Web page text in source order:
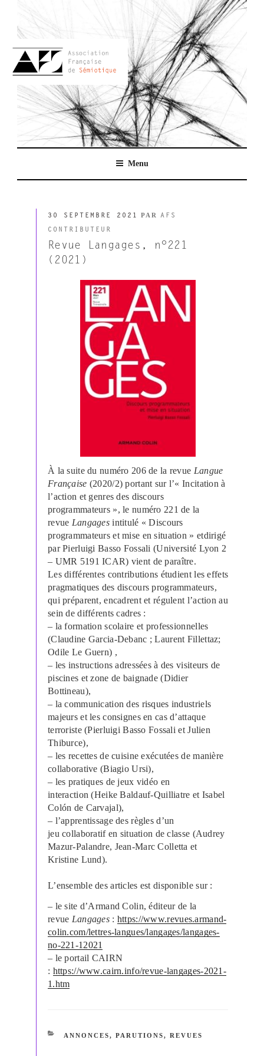
contenu
AFSEMIO.FR
Menu
PUBLIÉ
LE
30 SEPTEMBRE 2021 PAR AFS
CONTRIBUTEUR
Revue Langages, n°221
(2021)
À la suite du numéro 206 de la revue Langue
Française (2020/2) portant sur l’« Incitation à
l’action et genres des discours
programmateurs », le numéro 221 de la
revue Langagesintitulé « Discours
programmateurs et mise en situation » etdirigé
par Pierluigi Basso Fossali (Université Lyon 2
– UMR 5191 ICAR) vient de paraître.
Les différentes contributions étudient les effets
pragmatiques des discours programmateurs,
qui préparent, encadrent et régulent l’action au
sein de différents cadres :
– la formation scolaire et professionnelles
(Claudine Garcia-Debanc ; Laurent Fillettaz;
Odile Le Guern) ,
– les instructions adressées à des visiteurs de
piscines et zone de baignade (Didier
Bottineau),
– la communication des risques industriels
majeurs et les consignes en cas d’attaque
terroriste (Pierluigi Basso Fossali et Julien
Thiburce),
– les recettes de cuisine exécutées de manière
collaborative (Biagio Ursi),
– les pratiques de jeux vidéo en
interaction (Heike Baldauf-Quilliatre et Isabel
Colón de Carvajal),
– l’apprentissage des règles d’un
jeu collaboratif en situation de classe (Audrey
Mazur-Palandre, Jean-Marc Colletta et
Kristine Lund).
L’ensemble des articles est disponible sur :
– le site d’Armand Colin, éditeur de la
revue Langages : https://www.revues.armand-
colin.com/lettres-langues/langages/langages-
no-221-12021
– le portail CAIRN
: https://www.cairn.info/revue-langages-2021-
1.htm
CATÉGORIES
ANNONCES,PARUTIONS,REVUES